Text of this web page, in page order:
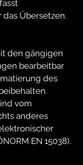
Übersetzen.
den gängigen
bearbeitbar
des
vom
anderes
EN 15038).